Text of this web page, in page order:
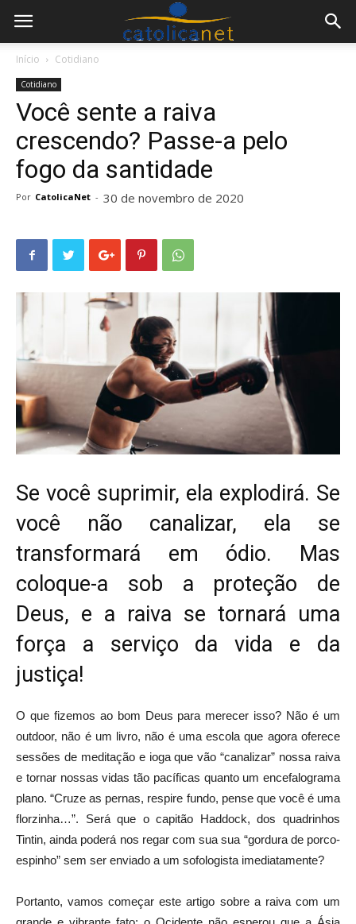
Início Cotidiano
Cotidiano
Você sente a raiva
crescendo? Passe-a pelo
fogo da santidade
Por CatolicaNet - 30 de novembro de 2020
Se você suprimir, ela explodirá. Se
você não canalizar, ela se
transformará em ódio. Mas
coloque-a sob a proteção de
Deus, e a raiva se tornará uma
força a serviço da vida e da
justiça!
O que fizemos ao bom Deus para merecer isso? Não é um
outdoor, não é um livro, não é uma escola que agora oferece
sessões de meditação e ioga que vão “canalizar” nossa raiva
e tornar nossas vidas tão pacíficas quanto um encefalograma
plano. “Cruze as pernas, respire fundo, pense que você é uma
florzinha…”. Será que o capitão Haddock, dos quadrinhos
Tintin, ainda poderá nos regar com sua sua “gordura de porco-
espinho” sem ser enviado a um sofologista imediatamente?
Portanto, vamos começar este artigo sobre a raiva com um